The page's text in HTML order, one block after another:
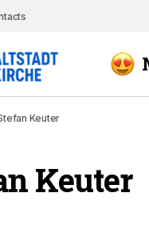
Keuter
Keuter